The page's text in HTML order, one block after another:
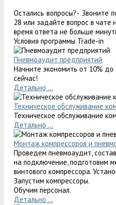
Остались вопросы?- Звоните
28 или задайте вопрос в чате
время ответа не больше
Условия программы Trade-in
Пневмоаудит предприятий
Начните экономить от 10% до
сейчас!
Детально ...
Техническое обслуживание
Техническое обслуживание
Детально ...
Монтаж компрессоров и
Проведем пневмоаудит,
на подключение, подготовим
винтового компрессора.
Запустим компрессоры.
Обучим персонал.
Детально ...